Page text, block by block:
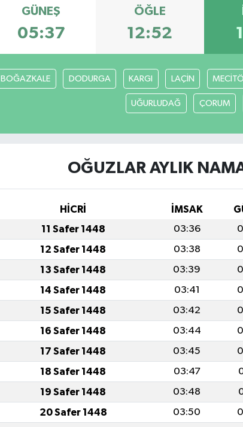
GÜNEŞ
05:37
ÖĞLE
12:52
BOĞAZKALE DODURGA KARGI LAÇİN
UĞURLUDAĞ ÇORUM
OĞUZLAR AYLIK
HİCRİ İMSAK
11 Safer 1448 03:36
12 Safer 1448 03:38
13 Safer 1448 03:39
14 Safer 1448 03:41
15 Safer 1448 03:42
16 Safer 1448 03:44
17 Safer 1448 03:45
18 Safer 1448 03:47
19 Safer 1448 03:48
20 Safer 1448 03:50